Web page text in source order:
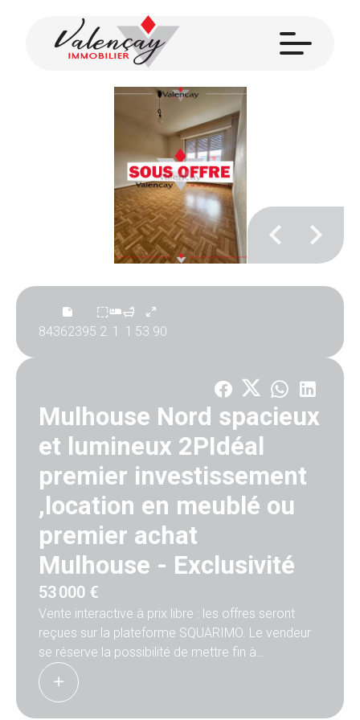
84362395 2 1 1 53.90
Mulhouse Nord spacieux
et lumineux 2PIdéal
premier investissement
,location en meublé ou
premier achat
Mulhouse - Exclusivité
53 000 €
Vente interactive à prix libre : les offres seront
reçues sur la plateforme SQUARIMO. Le vendeur
se réserve la possibilité de mettre fin à
la vente avant la date de fin de commercialisation
si l’offre d’un candidat acquéreur satisfait ses